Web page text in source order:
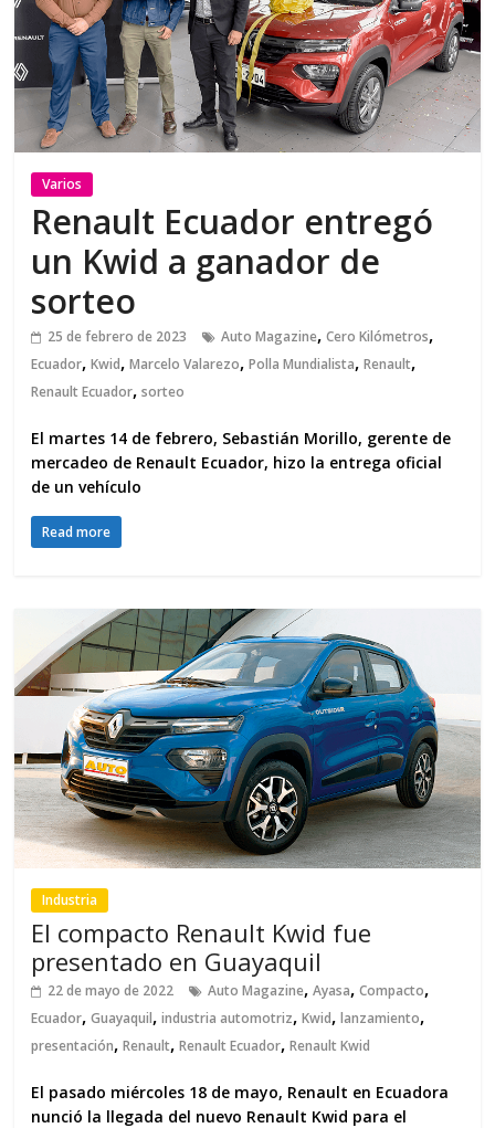
Varios
Renault Ecuador entregó
un Kwid a ganador de
sorteo
25 de febrero de 2023 Auto Magazine,Cero Kilómetros,
Ecuador,Kwid,Marcelo Valarezo,Polla Mundialista,Renault,
Renault Ecuador,sorteo
El martes 14 de febrero, Sebastián Morillo, gerente de
mercadeo de Renault Ecuador, hizo la entrega oficial
de un vehículo
Read more
Industria
El compacto Renault Kwid fue
presentado en Guayaquil
22 de mayo de 2022 Auto Magazine,Ayasa,Compacto,
Ecuador,Guayaquil,industria automotriz,Kwid,lanzamiento,
presentación,Renault,Renault Ecuador,Renault Kwid
El pasado miércoles 18 de mayo, Renault en Ecuadora
nunció la llegada del nuevo Renault Kwid para el